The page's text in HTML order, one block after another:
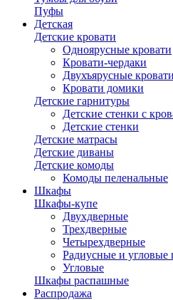
Пуфы
Детская
Детские кровати
Одноярусные кровати
Кровати-чердаки
Двухъярусные кровати
Кровати домики
Детские гарнитуры
Детские стенки с
Детские стенки
Детские матрасы
Детские диваны
Детские комоды
Комоды пеленальные
Шкафы
Шкафы-купе
Двухдверные
Трехдверные
Четырехдверные
Радиусные и
Угловые
Шкафы распашные
Распродажа